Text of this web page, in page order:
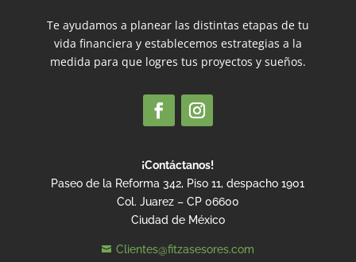
Te ayudamos a planear las distintas etapas de tu
vida financiera y establecemos estrategias a la
medida para que logres tus proyectos y sueños.
¡Contáctanos!
Paseo de la Reforma 342, Piso 11, despacho 1901
Col. Juarez – CP 06600
Ciudad de México
 Clientes@fitzasesores.com